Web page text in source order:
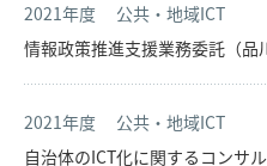
2021年度
公共・地域ICT
情報政策推進支援業務委託（品
2021年度
公共・地域ICT
自治体のICT化に関するコンサ